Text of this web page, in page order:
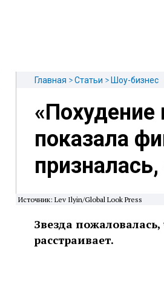
Главная Статьи Шоу-бизнес
«Похудение
показала
Источник: Lev Ilyin/Global Look Press
Звезда
расстраивает.